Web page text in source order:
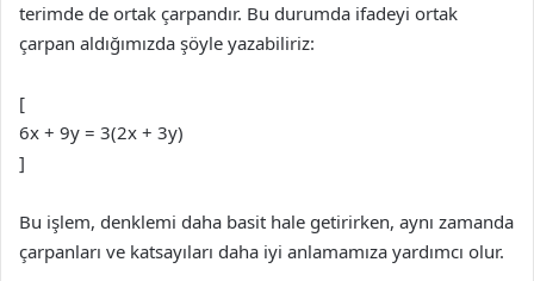
terimde de ortak çarpandır. Bu durumda ifadeyi ortak
çarpan aldığımızda şöyle yazabiliriz:
[
6x + 9y = 3(2x + 3y)
]
Bu işlem, denklemi daha basit hale getirirken, aynı zamanda
çarpanları ve katsayıları daha iyi anlamamıza yardımcı olur.